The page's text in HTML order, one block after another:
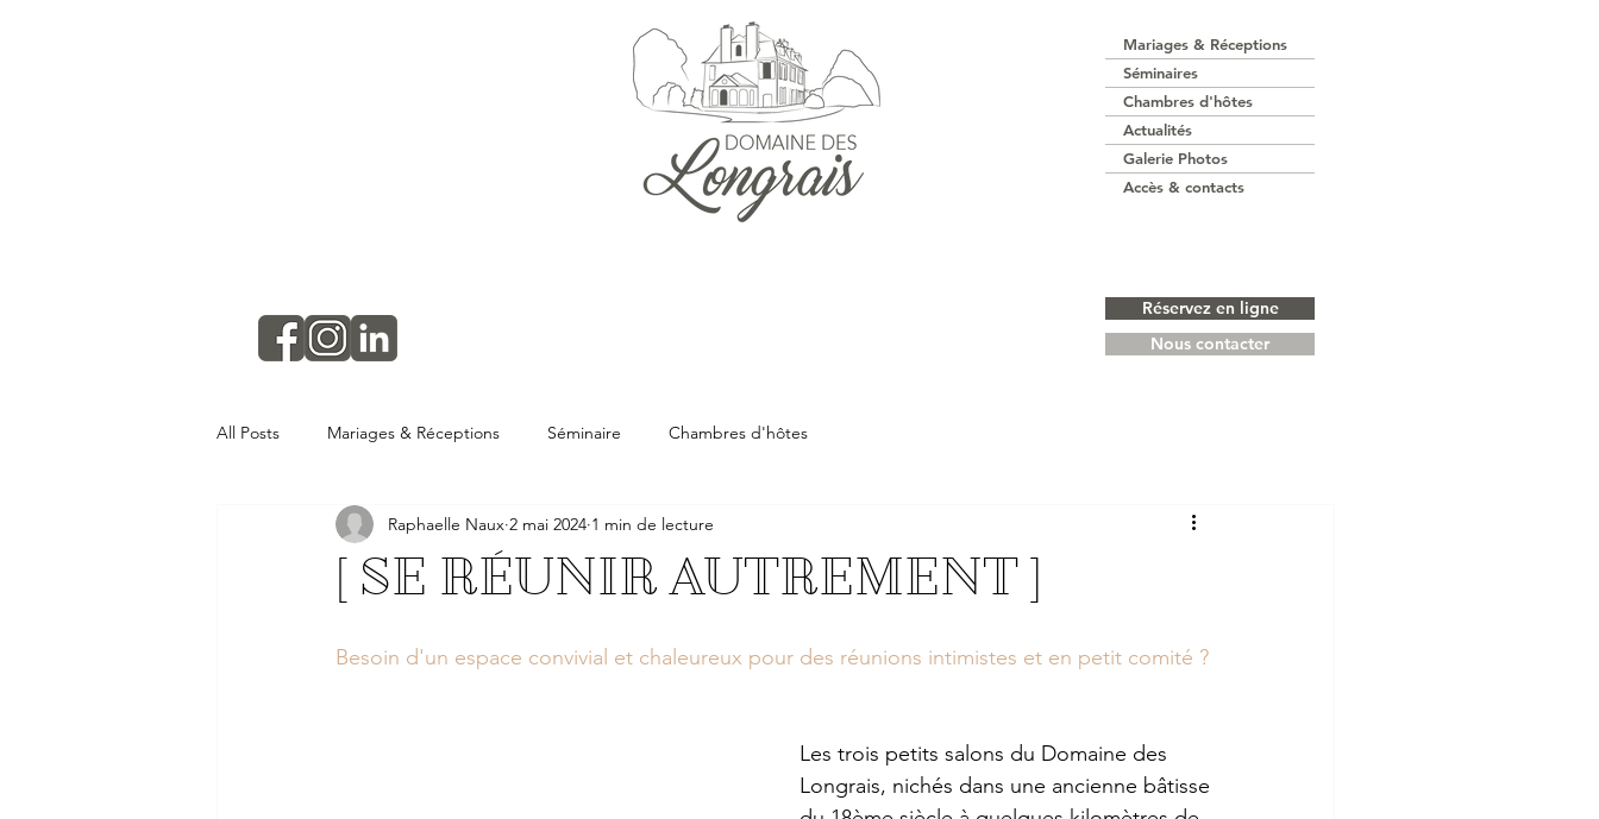
Mariages & Réceptions
Séminaires
Chambres d'hôtes
Actualités
Galerie Photos
Accès & contacts
Réservez en ligne
Nous contacter
All Posts Mariages & Réceptions Séminaire Chambres d'hôtes
[ SE RÉUNIR AUTREMENT ]
Raphaelle Naux 2 mai 2024 1 min de lecture
Besoin d'un espace convivial et chaleureux pour des réunions intimistes et en petit comité ?
Les trois petits salons du Domaine des
Longrais, nichés dans une ancienne bâtisse